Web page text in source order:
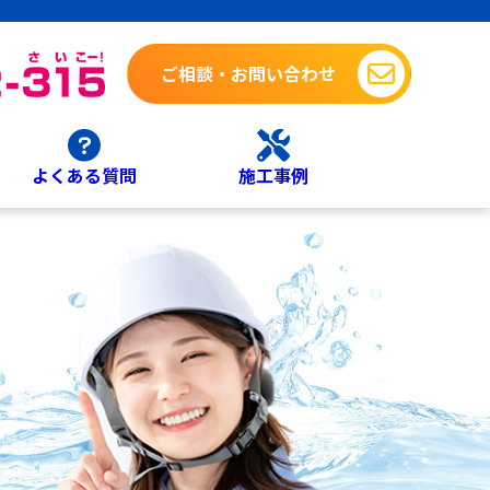
ご相談・お問い合わせ
よくある質問 施工事例